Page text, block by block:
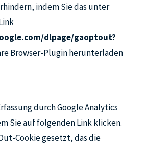
indem Sie das unter
dlpage/gaoptout?
Browser-Plugin herunterladen
durch Google Analytics
Sie auf folgenden Link klicken.
Cookie gesetzt, das die